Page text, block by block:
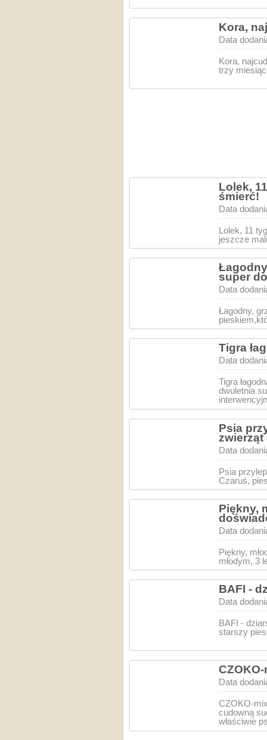
Kora,
Data
Kora,
trzy
Lolek,
śmierć!
Data
Lolek, 11
jeszcze
super
Data
Łagodny,
Tigra
Data
Tigra
dwuletnia
Psia
zwierząt
Data
Psia
Czaruś,
Piękny,
Data
Piękny,
młodym, 3
BAFI -
Data
BAFI -
starszy
Data
CZOKO-
cudowną
właściwie